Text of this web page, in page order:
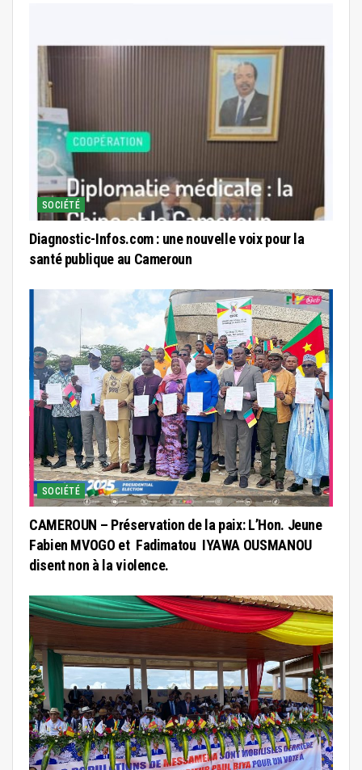
SOCIÉTÉ
Diagnostic-Infos.com : une nouvelle voix pour la
santé publique au Cameroun
SOCIÉTÉ
CAMEROUN – Préservation de la paix: L’Hon. Jeune
Fabien MVOGO et Fadimatou IYAWA OUSMANOU
disent non à la violence.